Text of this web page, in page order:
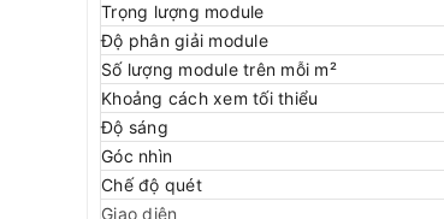
Trọng lượng module
Độ phân giải module
Số lượng module trên mỗi m²
Khoảng cách xem tối thiểu
Độ sáng
Góc nhìn
Chế độ quét
Giao diện